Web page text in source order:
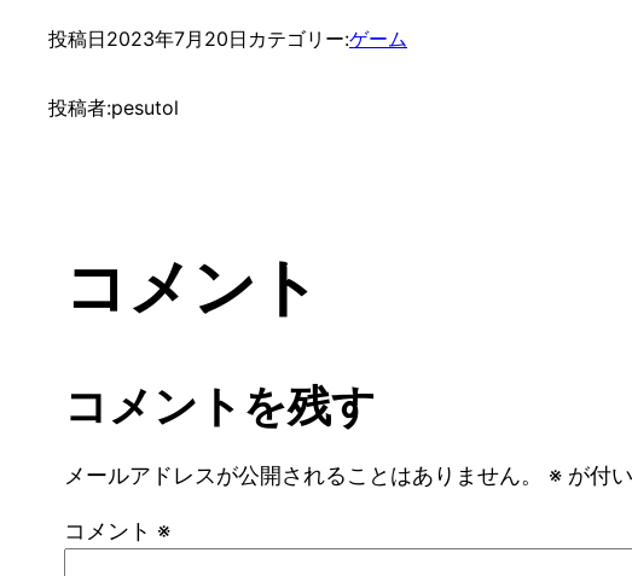
投稿日2023年7月20日 カテゴリー:ゲーム
投稿者:pesutol
コメント
コメントを残す
メールアドレスが公開されることはありません。 ※ が付
コメント ※